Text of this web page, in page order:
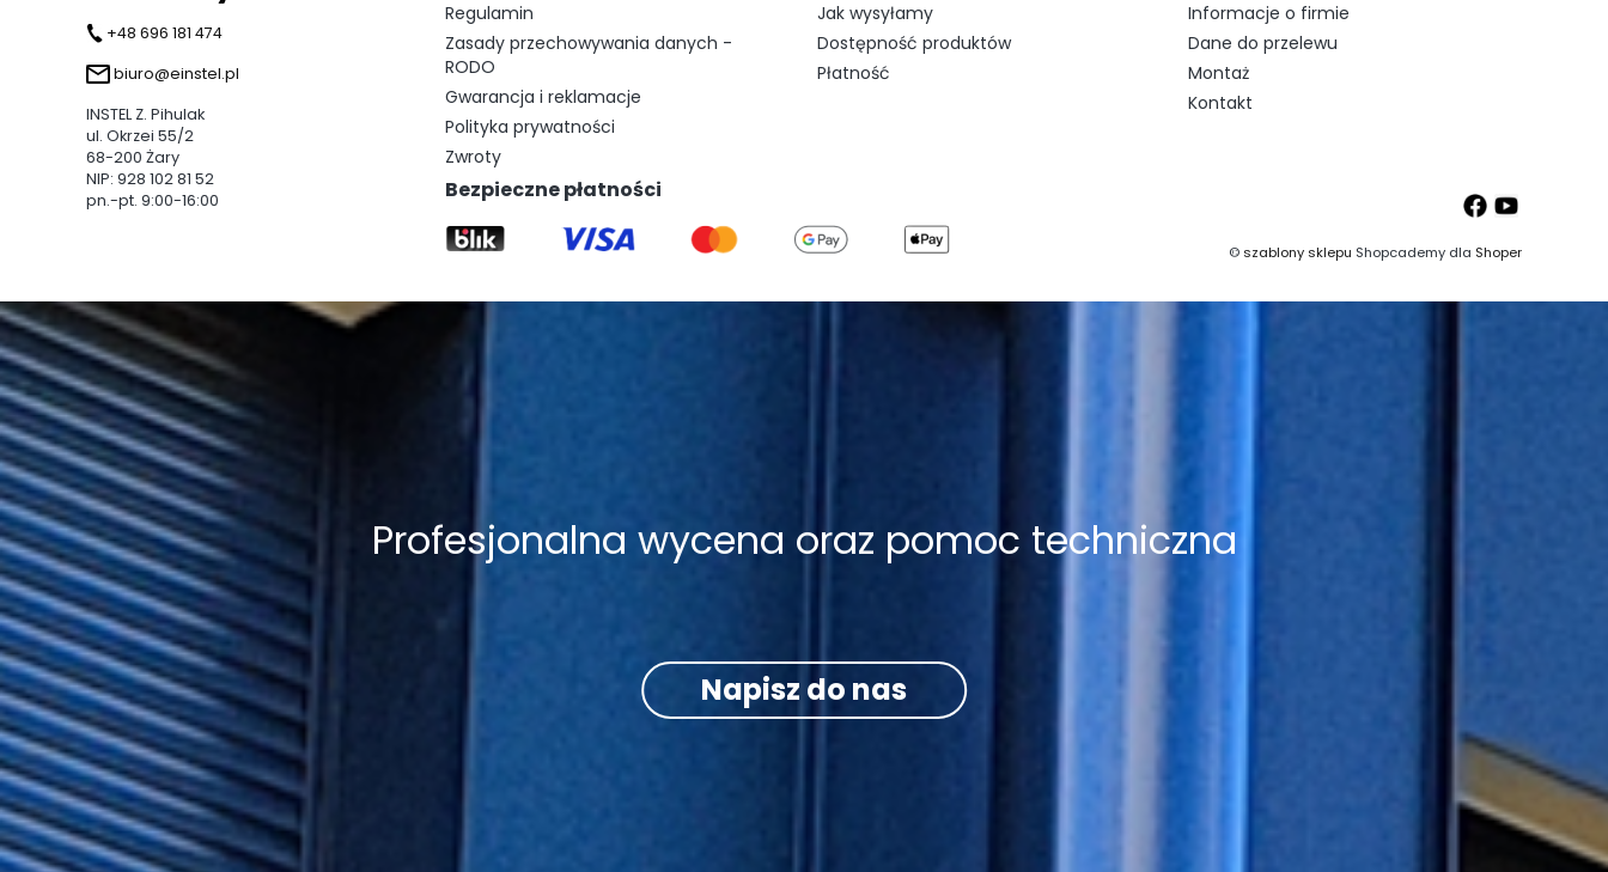
+48 696 181 474
biuro@einstel.pl
INSTEL Z. Pihulak
ul. Okrzei 55/2
68-200 Żary
NIP: 928 102 81 52
pn.-pt. 9:00-16:00
Regulamin
Zasady przechowywania danych -
RODO
Gwarancja i reklamacje
Polityka prywatności
Zwroty
Jak wysyłamy
Dostępność produktów
Płatność
Informacje o firmie
Dane do przelewu
Montaż
Kontakt
Bezpieczne płatności
©szablony sklepu Shopcademy dla Shoper
Profesjonalna wycena oraz pomoc techniczna
Napisz do nas